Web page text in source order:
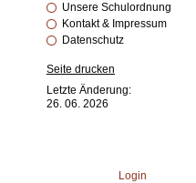
Unsere Schulordnung
Kontakt & Impressum
Datenschutz
Seite drucken
Letzte Änderung:
26. 06. 2026
Login